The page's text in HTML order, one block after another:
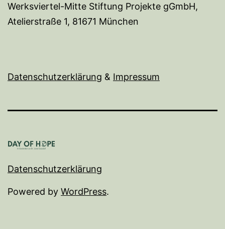
Werksviertel-Mitte Stiftung Projekte gGmbH,
Atelierstraße 1, 81671 München
Datenschutzerklärung & Impressum
Datenschutzerklärung
Powered by WordPress.